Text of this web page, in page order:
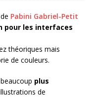
Pabini Gabriel-Petit
pour les interfaces
théoriques mais
de couleurs.
plus
de